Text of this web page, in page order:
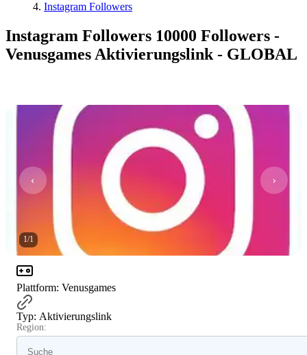
Instagram Followers
Instagram Followers 10000 Followers -
Venusgames Aktivierungslink - GLOBAL
1/1
Plattform: Venusgames
Typ: Aktivierungslink
Region: